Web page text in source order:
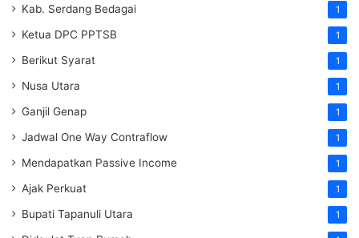
Kab. Serdang Bedagai 1
Ketua DPC PPTSB 1
Berikut Syarat 1
Nusa Utara 1
Ganjil Genap 1
Jadwal One Way Contraflow 1
Mendapatkan Passive Income 1
Ajak Perkuat 1
Bupati Tapanuli Utara 1